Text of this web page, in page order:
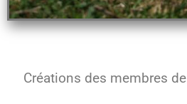
Créations des membres de